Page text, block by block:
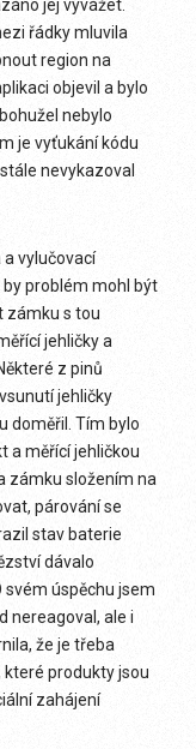
jej vyvážet.
řádky mluvila
region na
objevil a bylo
nebylo
je vyťukání kódu
nevykazoval
vylučovací
problém mohl být
zámku s tou
jehličky a
z pinů
jehličky
doměřil. Tím bylo
a měřící jehličkou
zámku složením na
párování se
stav baterie
dávalo
úspěchu jsem
nereagoval, ale i
že je třeba
které produkty jsou
zahájení